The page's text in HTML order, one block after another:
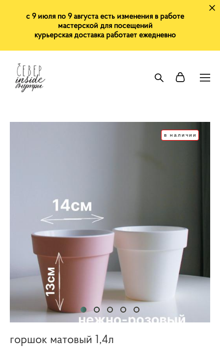
с 9 июля по 9 августа есть изменения в работе
мастерской для посещений
курьерская доставка работает ежедневно
в наличии
горшок матовый 1,4л